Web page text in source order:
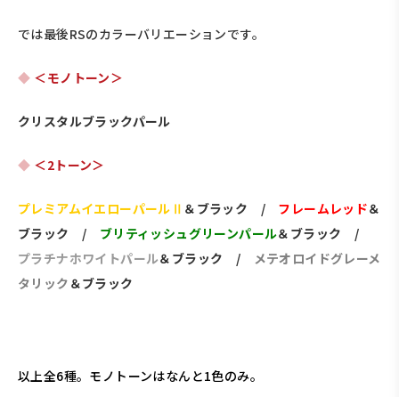
では最後RSのカラーバリエーションです。
＜モノトーン＞
クリスタルブラックパール
＜2トーン＞
プレミアムイエローパールⅡ ＆ブラック / フレームレッド＆
ブラック / ブリティッシュグリーンパール＆ブラック /
プラチナホワイトパール＆ブラック / メテオロイドグレーメ
タリック ＆ブラック
以上全6種。モノトーンはなんと1色のみ。